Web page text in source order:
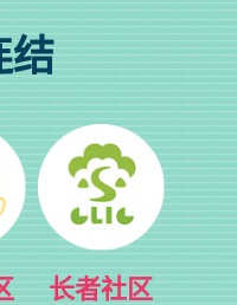
结
长者社区